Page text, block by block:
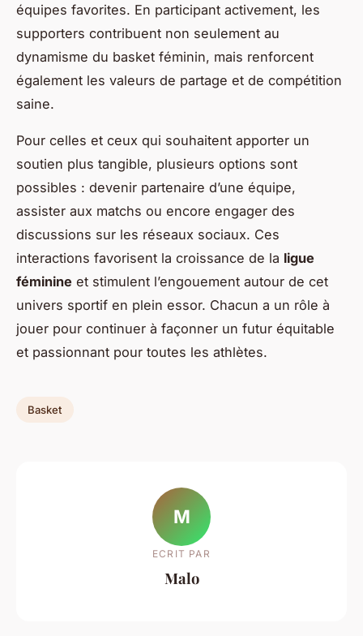
équipes favorites. En participant activement, les
supporters contribuent non seulement au
dynamisme du basket féminin, mais renforcent
également les valeurs de partage et de compétition
saine.
Pour celles et ceux qui souhaitent apporter un
soutien plus tangible, plusieurs options sont
possibles : devenir partenaire d’une équipe,
assister aux matchs ou encore engager des
discussions sur les réseaux sociaux. Ces
interactions favorisent la croissance de la ligue
féminine et stimulent l’engouement autour de cet
univers sportif en plein essor. Chacun a un rôle à
jouer pour continuer à façonner un futur équitable
et passionnant pour toutes les athlètes.
Basket
M
ECRIT PAR
Malo